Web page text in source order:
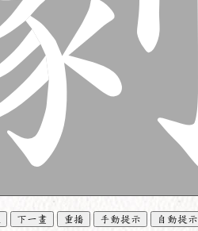
下一畫 重播 手動提示 自動提示